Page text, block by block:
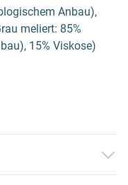
Anbau),
meliert: 85%
15% Viskose)